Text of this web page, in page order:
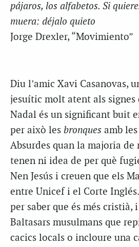
pájaros, los alfabetos. Si
muera: déjalo quieto
Jorge Drexler, “Movimiento”
Diu l’amic Xavi Casanovas,
jesuític molt atent als signes
Nadal és un significant buit
per això les bronques amb
Absurdes quan la majoria de
tenen ni idea de per què
Nen Jesús i creuen que els
entre Unicef i el Corte
per saber que és més cristià,
Baltasars musulmans que
cacics locals o incloure una